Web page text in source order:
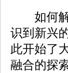
如何解
识到新兴
此开始了
融合的探